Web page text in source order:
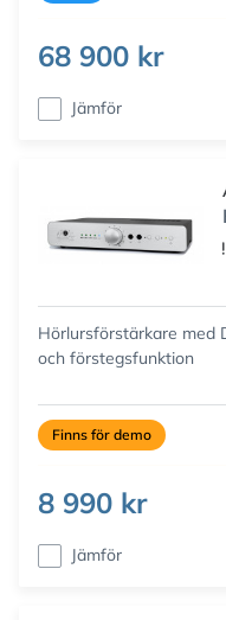
68 900 kr
Jämför
Hörlursförstärkare med
och förstegsfunktion
Finns för demo
8 990 kr
Jämför